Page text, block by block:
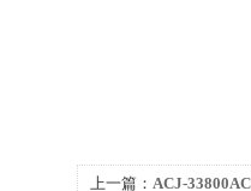
上一篇： ACJ-